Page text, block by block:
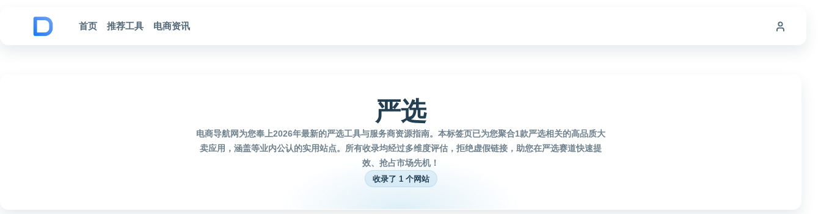
首页
推荐工具 电商资讯
严选
电商导航网为您奉上2026年最新的严选工具与服务商资源指南。本标签页已为您聚合1款严选相关的高品质大
卖应用，涵盖等业内公认的实用站点。所有收录均经过多维度评估，拒绝虚假链接，助您在严选赛道快速提
效、抢占市场先机！
收录了 1 个网站